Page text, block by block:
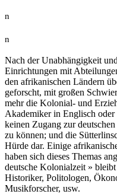
n
n
Nach der Unabhängigkeit
Einrichtungen mit
den afrikanischen Ländern
geforscht, mit großen
mehr die Kolonial- und
Akademiker in Englisch oder
keinen Zugang zur
zu können; und die
Hürde dar. Einige
haben sich dieses Themas
deutsche Kolonialzeit »
Historiker, Politologen,
Musikforscher, usw.